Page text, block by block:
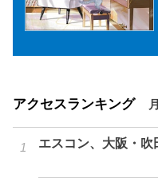
アクセスランキング
エスコン、大阪・